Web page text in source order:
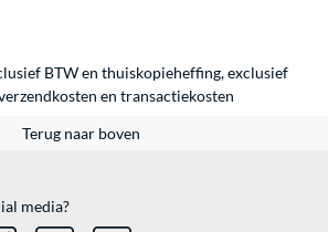
BTW en thuiskopieheffing, exclusief
en transactiekosten
Terug naar boven
media?